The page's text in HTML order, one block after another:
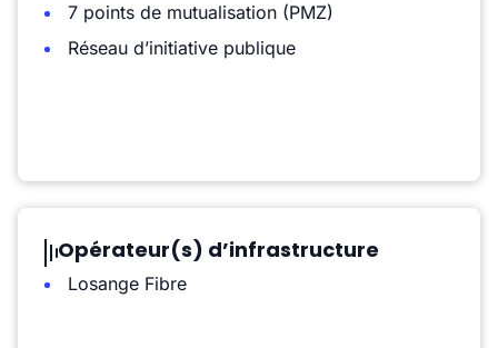
7 points de mutualisation (PMZ)
Réseau d’initiative publique
Opérateur(s) d’infrastructure
Losange Fibre